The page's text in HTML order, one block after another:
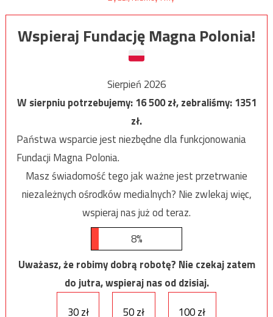
Wspieraj Fundację Magna Polonia!
Sierpień 2026
W sierpniu potrzebujemy:16 500zł, zebraliśmy:1351
zł.
Państwa wsparcie jest niezbędne dla funkcjonowania
Fundacji Magna Polonia.
Masz świadomość tego jak ważne jest przetrwanie
niezależnych ośrodków medialnych? Nie zwlekaj więc,
wspieraj nas już od teraz.
8%
Uważasz, że robimy dobrą robotę? Nie czekaj zatem
do jutra, wspieraj nas od dzisiaj.
30 zł
50 zł 100 zł